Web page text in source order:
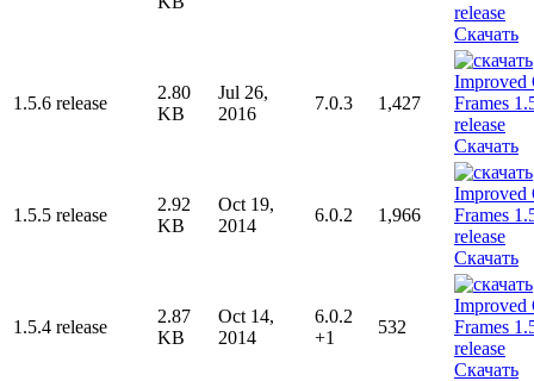
Скачать
1.5.6 release
2.80
KB
Jul 26,
2016
7.0.3 1,427
Скачать
1.5.5 release
2.92
KB
Oct 19,
2014
6.0.2 1,966
Скачать
1.5.4 release
2.87
KB
Oct 14,
2014
6.0.2
+1
532
Скачать